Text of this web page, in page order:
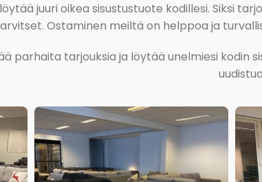
juuri oikea sisustustuote kodillesi. Siksi
Ostaminen meiltä on helppoa ja
parhaita tarjouksia ja löytää unelmiesi kodin